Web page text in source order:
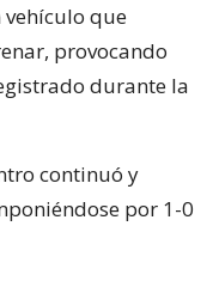
vehículo que
provocando
durante la
continuó y
por 1-0